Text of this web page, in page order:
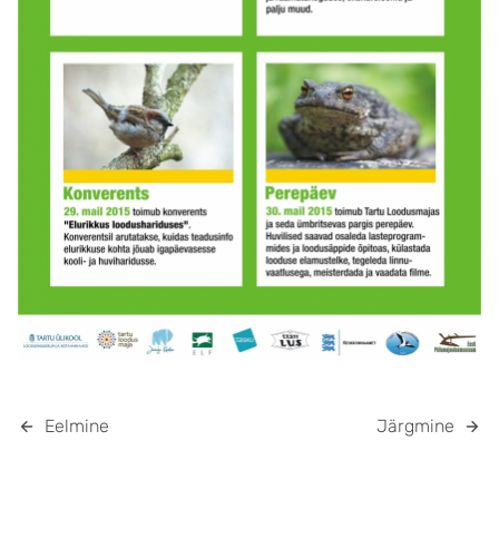
Eelmine Järgmine